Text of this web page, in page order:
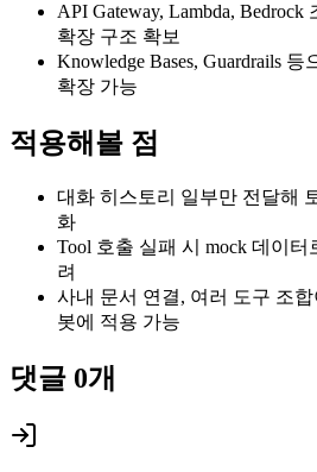
API Gateway, Lambda,
확장 구조 확보
Knowledge Bases, Guardrails
확장 가능
적용해볼 점
대화 히스토리 일부만 전달해
화
Tool 호출 실패 시 mock 데이
려
사내 문서 연결, 여러 도구 조
봇에 적용 가능
댓글 0개